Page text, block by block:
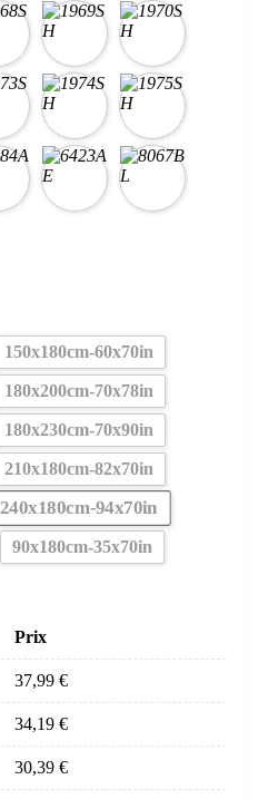
150x180cm-60x70in
180x200cm-70x78in
180x230cm-70x90in
210x180cm-82x70in
240x180cm-94x70in
90x180cm-35x70in
Prix
37,99 €
34,19 €
30,39 €